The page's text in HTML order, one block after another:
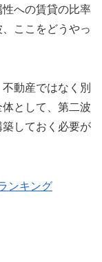
への賃貸の比率
ここをどうやっ
動産ではなく別
として、第二波
しておく必要が